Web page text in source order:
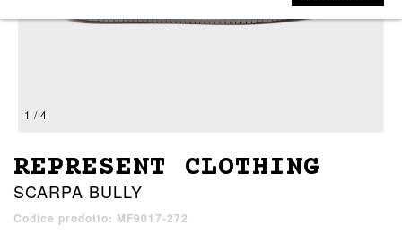
1 / 4
REPRESENT CLOTHING
SCARPA BULLY
Codice prodotto: MF9017-272